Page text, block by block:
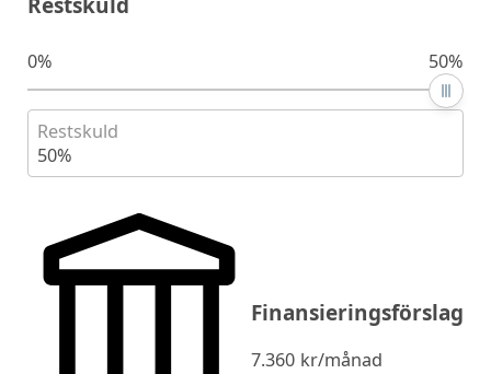
0% 50%
Restskuld
50%
Finansieringsförslag
7.360 kr/månad